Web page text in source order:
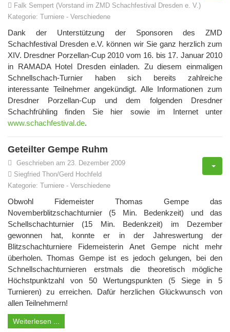
Falk Sempert (Vorstand im ZMD Schachfestival Dresden e. V.)
Kategorie: Turniere - Verschiedene
Dank der Unterstützung der Sponsoren des ZMD
Schachfestival Dresden e.V. können wir Sie ganz herzlich zum
XIV. Dresdner Porzellan-Cup 2010 vom 16. bis 17. Januar 2010
in RAMADA Hotel Dresden einladen. Zu diesem einmaligen
Schnellschach-Turnier haben sich bereits zahlreiche
interessante Teilnehmer angekündigt. Alle Informationen zum
Dresdner Porzellan-Cup und dem folgenden Dresdner
Schachfrühling finden Sie hier sowie im Internet unter
www.schachfestival.de.
Geteilter Gempe Ruhm
Geschrieben am 23. Dezember 2009
Siegfried Thon/Gerd Hochfeld
Kategorie: Turniere - Verschiedene
Obwohl Fidemeister Thomas Gempe das
Novemberblitzschachturnier (5 Min. Bedenkzeit) und das
Schellschachturnier (15 Min. Bedenkzeit) im Dezember
gewonnen hat, konnte er in der Jahreswertung der
Blitzschachturniere Fidemeisterin Anet Gempe nicht mehr
überholen. Thomas Gempe ist es jedoch gelungen, bei den
Schnellschachturnieren erstmals die theoretisch mögliche
Höchstpunktzahl von 50 Wertungspunkten (5 Siege in 5
Turnieren) zu erreichen. Dafür herzlichen Glückwunsch von
allen Teilnehmern!
Weiterlesen ...